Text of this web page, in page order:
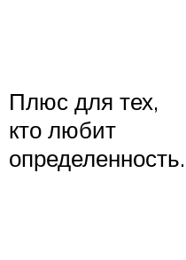
Плюс для тех,
кто любит
определенность.